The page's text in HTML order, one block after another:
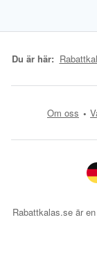
Du är här:
Om oss
Rabattkalas.se är